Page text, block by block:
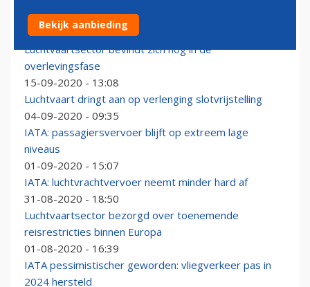
IATA boos over nieuwe Franse klimaatheffing
18-09-2020 - 11:21
Luchtvaartsector bevindt zich nog in de
overlevingsfase
15-09-2020 - 13:08
Luchtvaart dringt aan op verlenging slotvrijstelling
04-09-2020 - 09:35
IATA: passagiersvervoer blijft op extreem lage
niveaus
01-09-2020 - 15:07
IATA: luchtvrachtvervoer neemt minder hard af
31-08-2020 - 18:50
Luchtvaartsector bezorgd over toenemende
reisrestricties binnen Europa
01-08-2020 - 16:39
IATA pessimistischer geworden: vliegverkeer pas in
2024 hersteld
Bekijk aanbieding